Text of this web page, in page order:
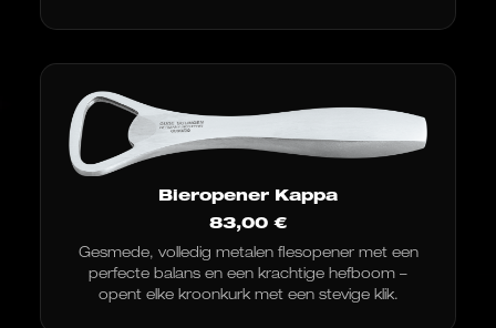
Bieropener Kappa
83,00 €
Gesmede, volledig metalen flesopener met een
perfecte balans en een krachtige hefboom –
opent elke kroonkurk met een stevige klik.